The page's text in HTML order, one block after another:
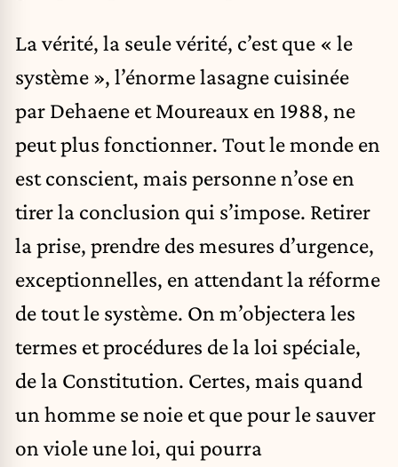
La vérité, la seule vérité, c’est que « le
système », l’énorme lasagne cuisinée
par Dehaene et Moureaux en 1988, ne
peut plus fonctionner. Tout le monde en
est conscient, mais personne n’ose en
tirer la conclusion qui s’impose. Retirer
la prise, prendre des mesures d’urgence,
exceptionnelles, en attendant la réforme
de tout le système. On m’objectera les
termes et procédures de la loi spéciale,
de la Constitution. Certes, mais quand
un homme se noie et que pour le sauver
on viole une loi, qui pourra